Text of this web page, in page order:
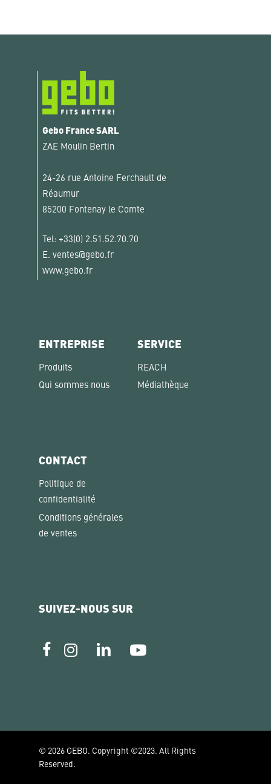
Gebo France SARL
ZAE Moulin Bertin
24-26 rue Antoine Ferchault de
Réaumur
85200 Fontenay le Comte
Tel: +33(0) 2.51.52.70.70
E. ventes@gebo.fr
www.gebo.fr
ENTREPRISE
Produits
Qui sommes nous
SERVICE
REACH
Médiathèque
CONTACT
Politique de
confidentialité
Conditions générales
de ventes
SUIVEZ-NOUS SUR
© 2026 GEBO. Copyright ©2023. All Rights
Reserved.